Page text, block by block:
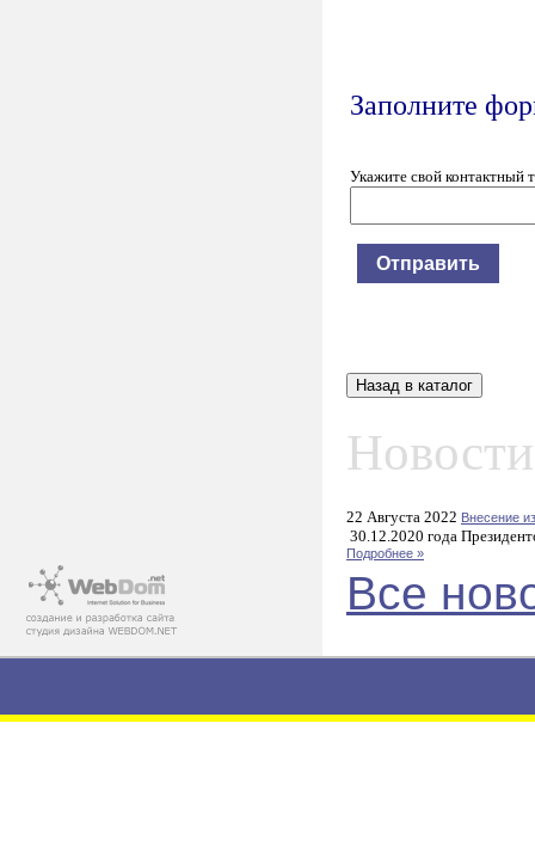
Заполните
Укажите свой контактный
22 Августа 2022 Внесение
30.12.2020 года
Подробнее »
Все